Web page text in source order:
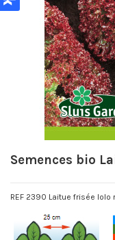
Semences bio
REF 2390 Laitue frisée lolo